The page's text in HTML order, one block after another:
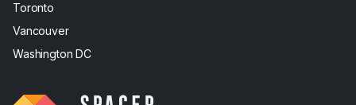
Toronto
Vancouver
Washington DC